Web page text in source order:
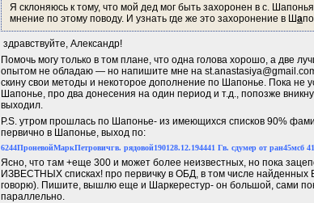
Я склоняюсь к тому, что мой дед мог быть захоронен в с.
мнение по этому поводу. И узнать где же это захоронение в Ша
здравствуйте, Александр!
Помочь могу только в том плане, что одна голова хорошо, а две
опытом не обладаю — но напишите мне на
скину свои методы и некоторое дополнение по Шапонье. Пока не
Шапонье, про два донесения на один период и т.д., попозже
выходил.
P.S. утром прошлась по Шапонье- из имеющихся списков 90%
первично в Шапонье, выход по:
6244ПроневойМаркПетровичгв. рядовой190128.12.194441 Гв. сдумер от ран45мсб
Ясно, что там +еще 300 и может более неизвестных, но пока
ИЗВЕСТНЫХ списках! про первичку в ОБД, в том числе найденных
говорю). Пишите, вышлю еще и Шаркерестур- он большой, сами
параллельно.